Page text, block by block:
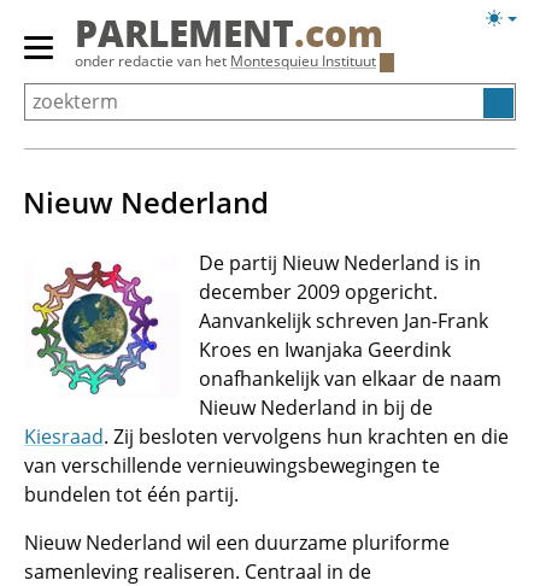
Overslaan
Primair
menu
tonen/verbergen
PARLEMENT.com
onder redactie van het Montesquieu Instituut
Nieuw Nederland
De partij Nieuw Nederland is in
december 2009 opgericht.
Aanvankelijk schreven Jan-Frank
Kroes en Iwanjaka Geerdink
onafhankelijk van elkaar de naam
Nieuw Nederland in bij de
Kiesraad. Zij besloten vervolgens hun krachten en die
van verschillende vernieuwingsbewegingen te
bundelen tot één partij.
Nieuw Nederland wil een duurzame pluriforme
samenleving realiseren. Centraal in de